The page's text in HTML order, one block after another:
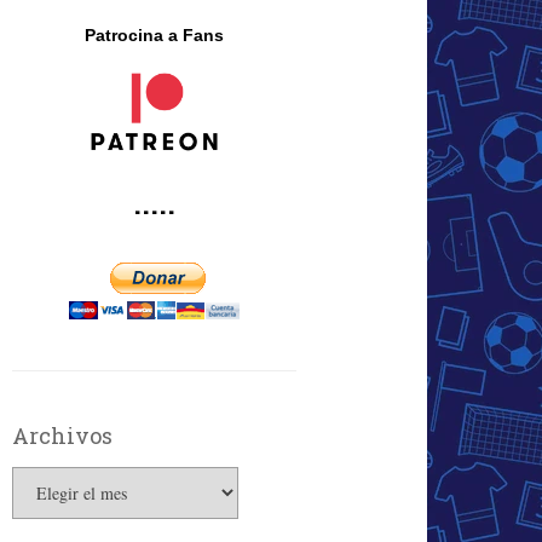
Patrocina a Fans
·····
Archivos